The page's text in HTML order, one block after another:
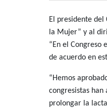
El presidente
la Mujer” y al
“En el Congreso
de acuerdo en
“Hemos
congresistas han
prolongar la